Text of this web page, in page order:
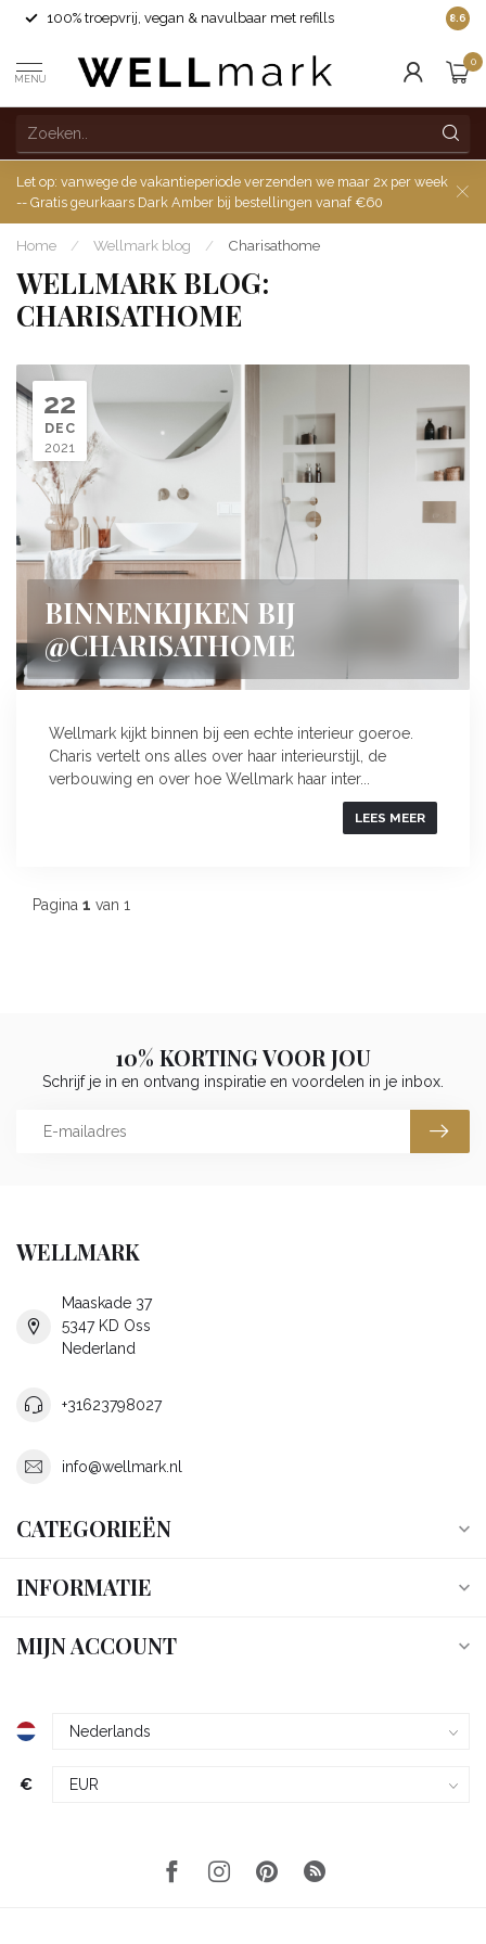
100% troepvrij, vegan & navulbaar met refills 8.6
MENU
0
Let op: vanwege de vakantieperiode verzenden we maar 2x per week
-- Gratis geurkaars Dark Amber bij bestellingen vanaf €60
Home / Wellmark blog / Charisathome
WELLMARK BLOG:
CHARISATHOME
22
DEC
2021
BINNENKIJKEN BIJ
@CHARISATHOME
Wellmark kijkt binnen bij een echte interieur goeroe.
Charis vertelt ons alles over haar interieurstijl, de
verbouwing en over hoe Wellmark haar inter...
LEES MEER
Pagina 1 van 1
10% KORTING VOOR JOU
Schrijf je in en ontvang inspiratie en voordelen in je inbox.
WELLMARK
Maaskade 37
5347 KD Oss
Nederland
+31623798027
info@wellmark.nl
CATEGORIEËN
INFORMATIE
MIJN ACCOUNT
€